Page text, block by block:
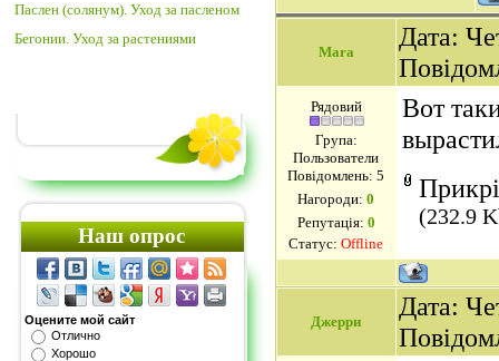
Паслен (солянум). Уход за пасленом
Бегонии. Уход за растениями
Наш опрос
Оцените мой сайт
Отлично
Хорошо
Mara
Дата:
Рядовий
Група:
Пользователи
Повідомлень:5
Нагороди:0
Репутація: 0
Статус:Offline
Вот
(232.9
Джерри
Дата: